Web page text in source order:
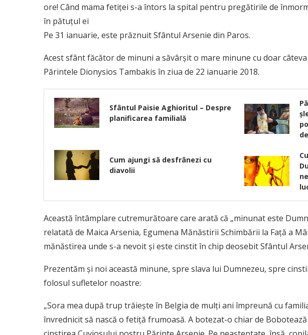
ore! Când mama fetiței s-a întors la spital pentru pregătirile de
în pătuțul ei
Pe 31 ianuarie, este prăznuit Sfântul Arsenie din Paros.
Acest sfânt făcător de minuni a săvârșit o mare minune cu doar
Părintele Dionysios Tambakis în ziua de 22 ianuarie 2018.
Sfântul Paisie Aghioritul – Despre
planificarea familială
Cum ajungi să desfrânezi cu
diavolii
Această întâmplare cutremurătoare care arată că „minunat este
relatată de Maica Arsenia, Egumena Mănăstirii Schimbării la Față a
mănăstirea unde s-a nevoit și este cinstit în chip deosebit Sfântul
Prezentăm și noi această minune, spre slava lui Dumnezeu, spre
folosul sufletelor noastre:
„Sora mea după trup trăiește în Belgia de mulți ani împreună cu
învrednicit să nască o fetiță frumoasă. A botezat-o chiar de